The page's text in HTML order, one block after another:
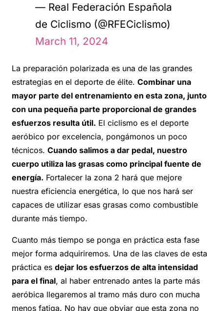
— Real Federación Española
de Ciclismo (@RFECiclismo)
March 11, 2024
La preparación polarizada es una de las grandes
estrategias en el deporte de élite. Combinar una
mayor parte del entrenamiento en esta zona, junto
con una pequeña parte proporcional de grandes
esfuerzos resulta útil. El ciclismo es el deporte
aeróbico por excelencia, pongámonos un poco
técnicos. Cuando salimos a dar pedal, nuestro
cuerpo utiliza las grasas como principal fuente de
energía. Fortalecer la zona 2 hará que mejore
nuestra eficiencia energética, lo que nos hará ser
capaces de utilizar esas grasas como combustible
durante más tiempo.
Cuanto más tiempo se ponga en práctica esta fase
mejor forma adquiriremos. Una de las claves de esta
práctica es dejar los esfuerzos de alta intensidad
para el final, al haber entrenado antes la parte más
aeróbica llegaremos al tramo más duro con mucha
menos fatiga. No hay que obviar que esta zona no